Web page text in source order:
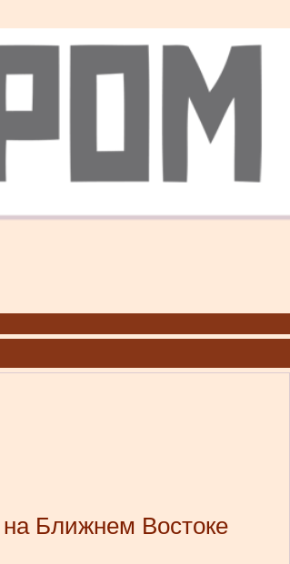
на Ближнем Востоке